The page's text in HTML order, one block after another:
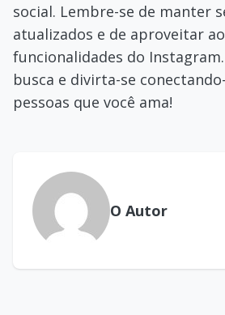
social. Lembre-se de manter
atualizados e de aproveitar
funcionalidades do
busca e divirta-se
pessoas que você ama!
O Autor